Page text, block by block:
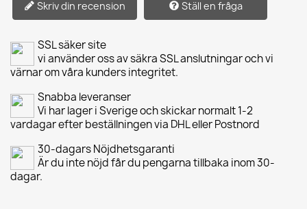
Skriv din recension Ställ en fråga
SSL säker site
vi använder oss av säkra SSL anslutningar och vi
värnar om våra kunders integritet.
Snabba leveranser
Vi har lager i Sverige och skickar normalt 1-2
vardagar efter beställningen via DHL eller Postnord
30-dagars Nöjdhetsgaranti
Är du inte nöjd får du pengarna tillbaka inom 30-
dagar.